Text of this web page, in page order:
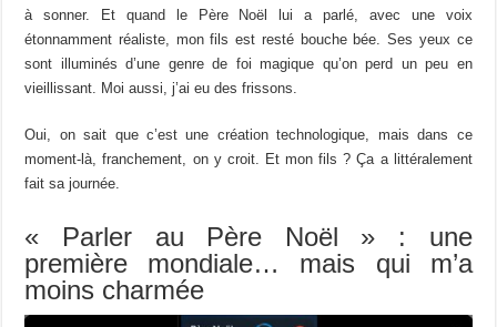
à sonner. Et quand le Père Noël lui a parlé, avec une voix
étonnamment réaliste, mon fils est resté bouche bée. Ses yeux ce
sont illuminés d’une genre de foi magique qu’on perd un peu en
vieillissant. Moi aussi, j’ai eu des frissons.
Oui, on sait que c’est une création technologique, mais dans ce
moment-là, franchement, on y croit. Et mon fils ? Ça a littéralement
fait sa journée.
« Parler au Père Noël » : une
première mondiale… mais qui m’a
moins charmée